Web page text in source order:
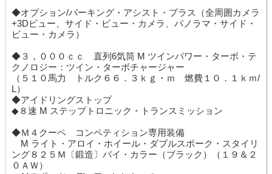
◆オプション/パーキング・アシスト・プラス（全周囲カメラ
+3Dビュー、サイド・ビュー・カメラ、パノラマ・サイド・
ビュー・カメラ）
◆３，０００ｃｃ 直列6気筒 M ツインパワー・ターボ・テ
クノロジー：ツイン・ターボチャージャー
（５１０馬力 トルク６６．３ｋｇ・ｍ 燃費１０．１ｋｍ/
L）
◆アイドリングストップ
◆８速 M ステップトロニック・トランスミッション
◆Ｍ４クーペ コンペティション専用装備
M ライト・アロイ・ホイール・ダブルスポーク・スタイリ
ング８２５Ｍ〔鍛造〕バイ・カラー（ブラック）（１９＆２
０ＡＷ）